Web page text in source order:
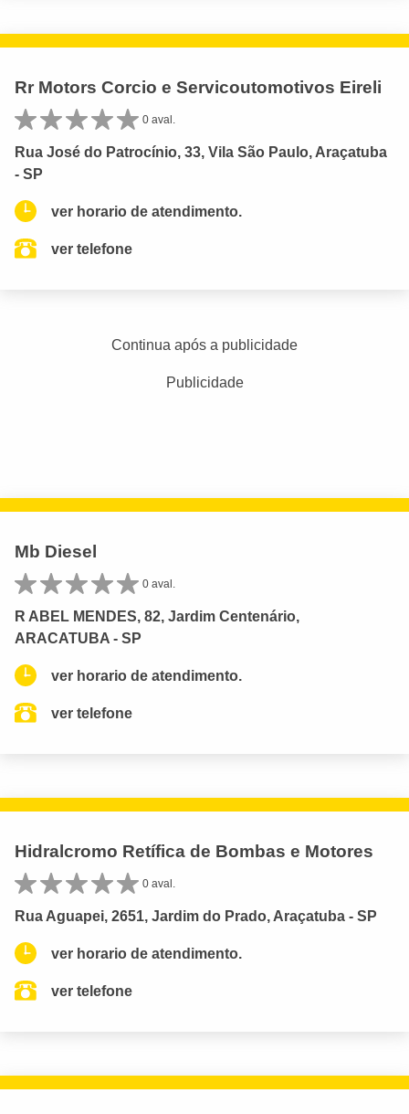
Rr Motors Corcio e Servicoutomotivos Eireli
0 aval.
Rua José do Patrocínio, 33, Vila São Paulo, Araçatuba
- SP
ver horario de atendimento.
ver telefone
Continua após a publicidade
Publicidade
Mb Diesel
0 aval.
R ABEL MENDES, 82, Jardim Centenário,
ARACATUBA - SP
ver horario de atendimento.
ver telefone
Hidralcromo Retífica de Bombas e Motores
0 aval.
Rua Aguapei, 2651, Jardim do Prado, Araçatuba - SP
ver horario de atendimento.
ver telefone